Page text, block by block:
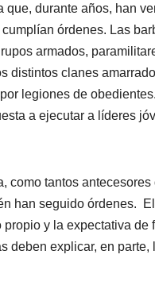
que, durante años, han
órdenes. Las
armados,
distintos clanes
legiones de
a ejecutar a líderes
como tantos antecesores
han seguido órdenes.
y la expectativa de
deben explicar, en parte,